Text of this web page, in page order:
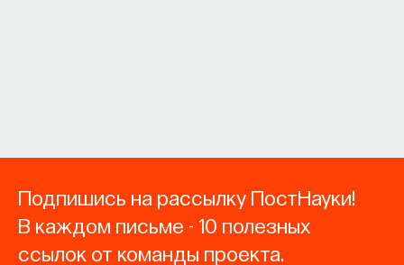
Подпишись на рассылку ПостНауки!
В каждом письме - 10 полезных
ссылок от команды проекта.